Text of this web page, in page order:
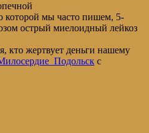
которой мы часто пишем, 5-
острый миелоидный лейкоз
кто жертвует деньги нашему
с